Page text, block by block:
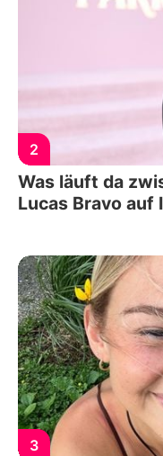
2
Was läuft da
Lucas Bravo auf
3